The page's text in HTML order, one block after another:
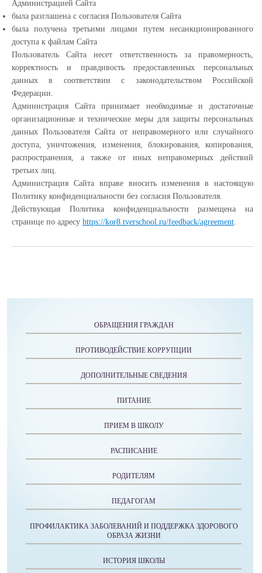
Администрацией Сайта
была разглашена с согласия Пользователя Сайта
была получена третьими лицами путем несанкционированного
доступа к файлам Сайта
Пользователь Сайта несет ответственность за правомерность,
корректность и правдивость предоставленных персональных
данных в соответствии с законодательством Российской
Федерации.
Администрация Сайта принимает необходимые и достаточные
организационные и технические меры для защиты персональных
данных Пользователя Сайта от неправомерного или случайного
доступа, уничтожения, изменения, блокирования, копирования,
распространения, а также от иных неправомерных действий
третьих лиц.
Администрация Сайта вправе вносить изменения в настоящую
Политику конфиденциальности без согласия Пользователя.
Действующая Политика конфиденциальности размещена на
странице по адресу https://kor8.tverschool.ru/feedback/agreement.
ОБРАЩЕНИЯ ГРАЖДАН
ПРОТИВОДЕЙСТВИЕ КОРРУПЦИИ
ДОПОЛНИТЕЛЬНЫЕ СВЕДЕНИЯ
ПИТАНИЕ
ПРИЕМ В ШКОЛУ
РАСПИСАНИЕ
РОДИТЕЛЯМ
ПЕДАГОГАМ
ПРОФИЛАКТИКА ЗАБОЛЕВАНИЙ И ПОДДЕРЖКА ЗДОРОВОГО
ОБРАЗА ЖИЗНИ
ИСТОРИЯ ШКОЛЫ